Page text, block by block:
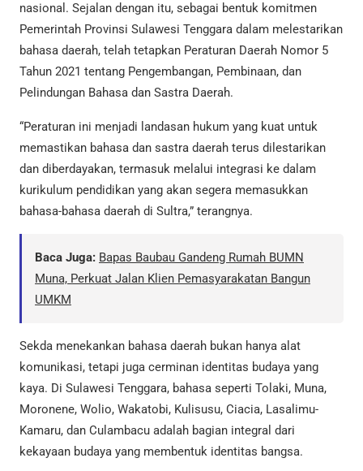
nasional. Sejalan dengan itu, sebagai bentuk komitmen
Pemerintah Provinsi Sulawesi Tenggara dalam melestarikan
bahasa daerah, telah tetapkan Peraturan Daerah Nomor 5
Tahun 2021 tentang Pengembangan, Pembinaan, dan
Pelindungan Bahasa dan Sastra Daerah.
“Peraturan ini menjadi landasan hukum yang kuat untuk
memastikan bahasa dan sastra daerah terus dilestarikan
dan diberdayakan, termasuk melalui integrasi ke dalam
kurikulum pendidikan yang akan segera memasukkan
bahasa-bahasa daerah di Sultra,” terangnya.
Baca Juga: Bapas Baubau Gandeng Rumah BUMN
Muna, Perkuat Jalan Klien Pemasyarakatan Bangun
UMKM
Sekda menekankan bahasa daerah bukan hanya alat
komunikasi, tetapi juga cerminan identitas budaya yang
kaya. Di Sulawesi Tenggara, bahasa seperti Tolaki, Muna,
Moronene, Wolio, Wakatobi, Kulisusu, Ciacia, Lasalimu-
Kamaru, dan Culambacu adalah bagian integral dari
kekayaan budaya yang membentuk identitas bangsa.